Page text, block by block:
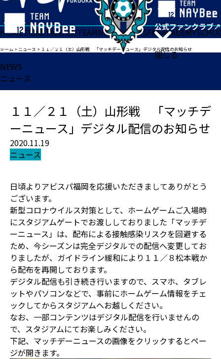
閉じる
HOMETICKETMATCHTEAMNEWSGOODSFANACADEMY
ホーム >ニュース > １１／２１（土）山形戦 「マッチデーニュース」デジタル配信のお知らせ
NEWS
ニュース
１１／２１（土）山形戦 「マッチデ
ーニュース」デジタル配信のお知らせ
2020.11.19
ニュース
日頃よりアビスパ福岡を応援いただきましてありがとう
ございます。
新型コロナウイルス対策として、ホームゲームご入場時
にスタジアムゲートでお渡ししておりました「マッチデ
ーニュース」は、配布による接触感染リスクを回避する
ため、今シーズンは完全デジタルでの配信へ変更してお
りましたが、ガイドライン緩和により１１／８松本戦か
ら配布を再開しております。
デジタル配信も引き続き行いますので、スマホ、タブレ
ットやパソコンなどで、事前にホームゲーム情報をチェ
ックしてからスタジアムへお越しください。
なお、一部コンテンツはデジタル配信を行いませんの
で、スタジアムにてお楽しみください。
下記、マッチデーニュースの画像をクリックするとペー
ジが開きます。